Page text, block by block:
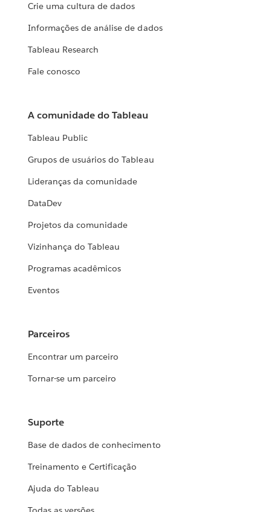
Crie uma cultura de dados
Informações de análise de dados
Tableau Research
Fale conosco
A comunidade do Tableau
Tableau Public
Grupos de usuários do Tableau
Lideranças da comunidade
DataDev
Projetos da comunidade
Vizinhança do Tableau
Programas acadêmicos
Eventos
Parceiros
Encontrar um parceiro
Tornar-se um parceiro
Suporte
Base de dados de conhecimento
Treinamento e Certificação
Ajuda do Tableau